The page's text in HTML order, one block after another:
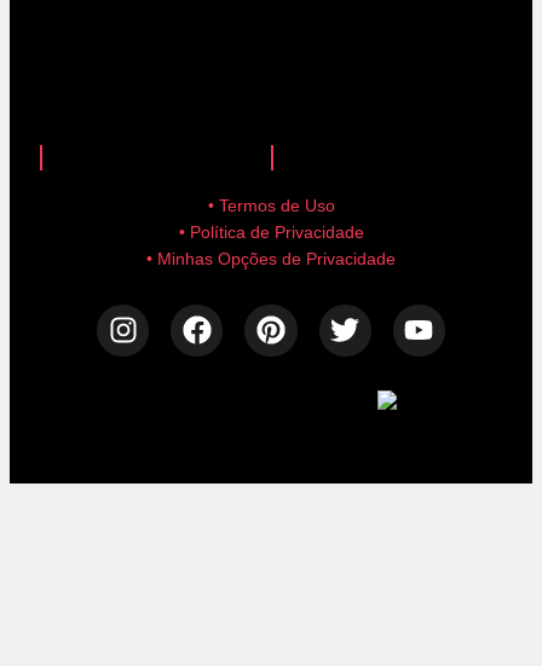
• Termos de Uso
• Política de Privacidade
• Minhas Opções de Privacidade